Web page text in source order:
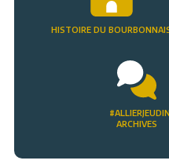
HISTOIRE DU
#ALLIERJEUDI
ARCHIVES